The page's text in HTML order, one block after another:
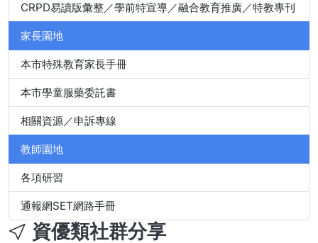
CRPD易讀版彙整／學前特宣導／融合教育推廣／特教專刊
家長園地
本市特殊教育家長手冊
本市學童服藥委託書
相關資源／申訴專線
教師園地
各項研習
通報網SET網路手冊
資優類社群分享